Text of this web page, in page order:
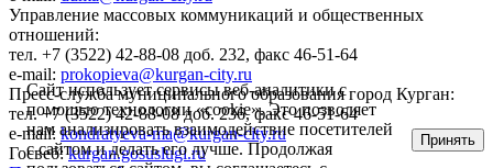
Управление массовых коммуникаций и общественных
отношений:
тел. +7 (3522) 42-88-08 доб. 232, факс 46-51-64
e-mail: prokopieva@kurgan-city.ru
Пресс-служба муниципального образования город Курган:
тел. +7 (3522) 42-88-08 доб. 236, факс 46-51-64
e-mail:kondratyeva-ma@kurgan-city.ru
Госвеб:kurgan.gosuslugi.ru
Сайт использует сервисы веб-аналитики с
помощью технологии «cookie». Это позволяет
нам анализировать взаимодействие посетителей
с сайтом и делать его лучше. Продолжая
Принять